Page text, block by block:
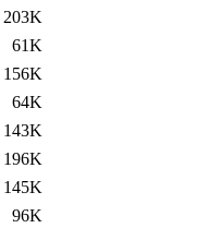
203K
61K
156K
64K
143K
196K
145K
96K